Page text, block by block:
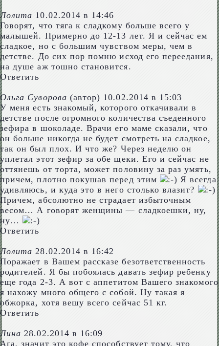
Лолита 10.02.2014 в 14:46
Говорят, что тяга к сладкому больше всего у
малышей. Примерно до 12-13 лет. Я и сейчас ем
сладкое, но с большим чувством меры, чем в
детстве. До сих пор помню исход его переедания,
на душе аж тошно становится.
Ответить
Ольга Суворова (автор) 10.02.2014 в 15:03
У меня есть знакомый, которого откачивали в
детстве после огромного количества съеденного
зефира в шоколаде. Врачи его маме сказали, что
он больше никогда не будет смотреть на сладкое,
так он был плох. И что же? Через неделю он
уплетал этот зефир за обе щеки. Его и сейчас не
оттянешь от торта, может половину за раз умять,
причем, плотно покушав перед этим
Я всегда
удивляюсь, и куда это в него столько влазит?
Причем, абсолютно не страдает избыточным
весом… А говорят женщины — сладкоешки, ну,
ну…
Ответить
Лолита 28.02.2014 в 16:42
Поражает в Вашем рассказе безответственность
родителей. Я бы побоялась давать зефир ребенку
еще года 2-3. А вот с аппетитом Вашего знакомого
я нахожу много общего с собой. Ну такая я
обжорка, хотя вешу всего сейчас 51 кг.
Ответить
Лина 28.02.2014 в 16:09
Ага, значит это кофе способствует тому, что